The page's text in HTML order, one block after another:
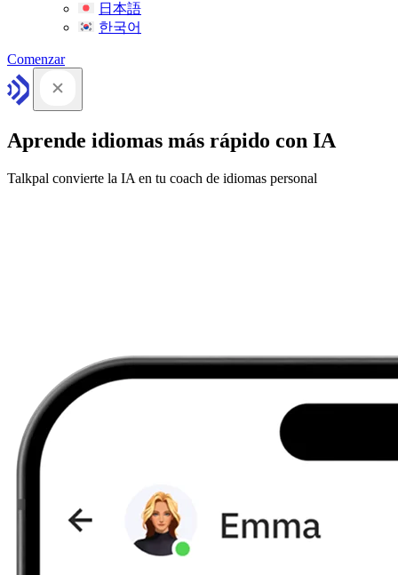
日本語
한국어
Comenzar
Aprende idiomas más rápido con IA
Talkpal convierte la IA en tu coach de idiomas personal